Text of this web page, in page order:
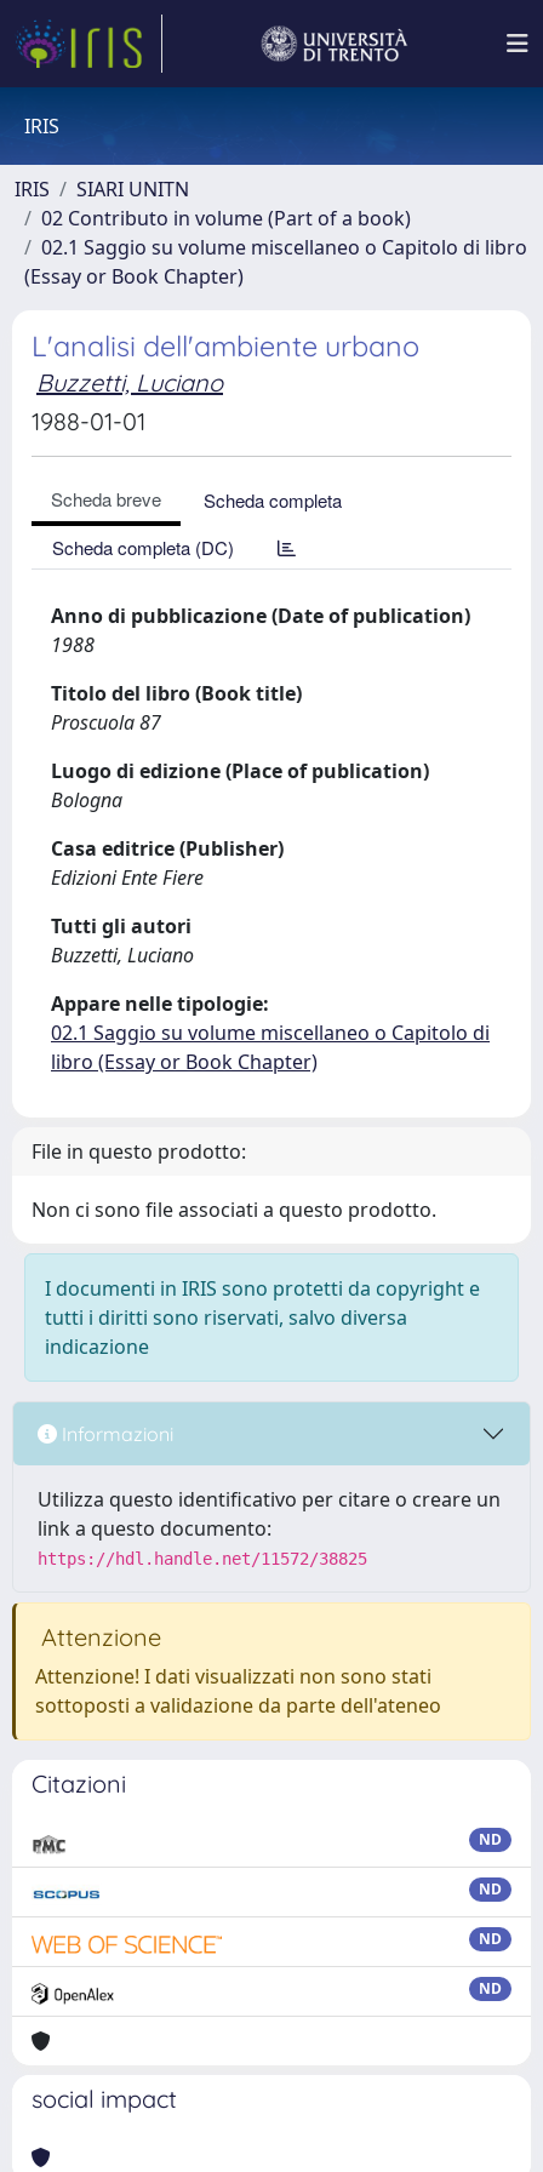
IRIS
IRIS
SIARI UNITN
02 Contributo in volume (Part of a book)
02.1 Saggio su volume miscellaneo o Capitolo di libro
(Essay or Book Chapter)
L'analisi dell'ambiente urbano
Buzzetti, Luciano
1988-01-01
Scheda breve
Scheda completa
Scheda completa (DC)
Anno di pubblicazione (Date of publication)
1988
Titolo del libro (Book title)
Proscuola 87
Luogo di edizione (Place of publication)
Bologna
Casa editrice (Publisher)
Edizioni Ente Fiere
Tutti gli autori
Buzzetti, Luciano
Appare nelle tipologie:
02.1 Saggio su volume miscellaneo o Capitolo di
libro (Essay or Book Chapter)
File in questo prodotto:
Non ci sono file associati a questo prodotto.
I documenti in IRIS sono protetti da copyright e
tutti i diritti sono riservati, salvo diversa
indicazione
Informazioni
Utilizza questo identificativo per citare o creare un
link a questo documento:
https://hdl.handle.net/11572/38825
Attenzione
Attenzione! I dati visualizzati non sono stati
sottoposti a validazione da parte dell'ateneo
Citazioni
ND
ND
ND
ND
social impact